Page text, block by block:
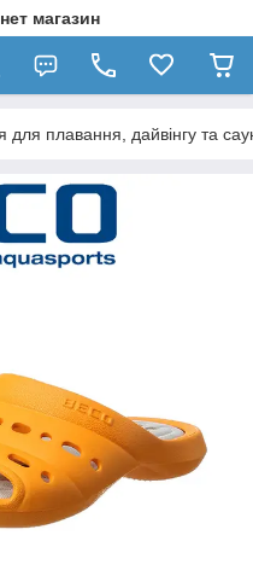
магазин
для плавання, дайвінгу та